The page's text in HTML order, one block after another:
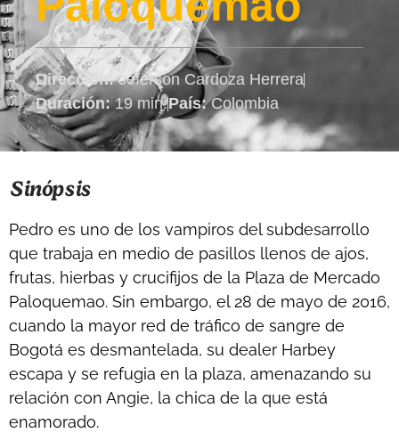
Dirección:Jeferson Cardoza Herrera
Duración:19 min.País:Colombia
Sinópsis
Pedro es uno de los vampiros del subdesarrollo
que trabaja en medio de pasillos llenos de ajos,
frutas, hierbas y crucifijos de la Plaza de Mercado
Paloquemao. Sin embargo, el 28 de mayo de 2016,
cuando la mayor red de tráfico de sangre de
Bogotá es desmantelada, su dealer Harbey
escapa y se refugia en la plaza, amenazando su
relación con Angie, la chica de la que está
enamorado.